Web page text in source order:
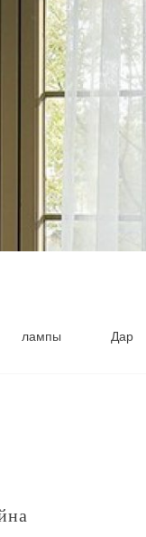
лампы Дар